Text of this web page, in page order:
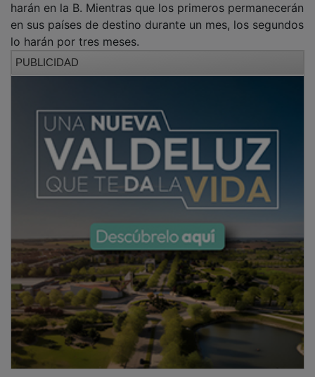
harán en la B. Mientras que los primeros permanecerán
en sus países de destino durante un mes, los segundos
lo harán por tres meses.
PUBLICIDAD